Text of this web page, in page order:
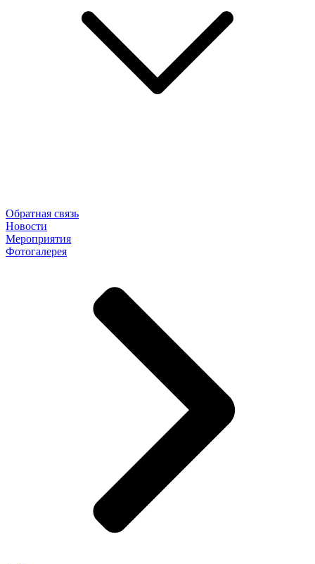
Обратная связь
Новости
Мероприятия
Фотогалерея